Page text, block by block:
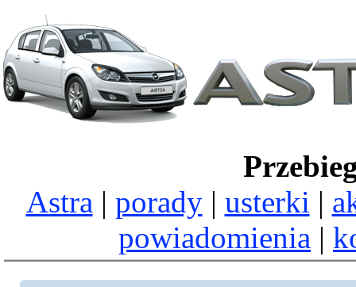
Astra | porady| usterki |
powiadomienia |